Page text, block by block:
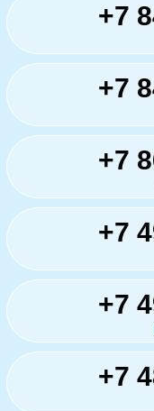
+7
+7
+7
+7
+7
+7